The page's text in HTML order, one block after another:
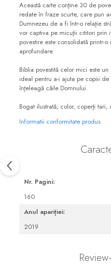
Finanțe
Romane, Nuvele și
Biografii
Poezii
Această carte conţine 30 de
redate în fraze scurte, care pun
Dumnezeu de a fi într-o relaţie
vor captiva pe micuţii cititori prin
povestire este consolidată printr-
aprofundare.
Biblia povestită celor mici este
ideal pentru a-i ajuta pe copiii de
înţeleagă căile Domnului.
Bogat ilustrată, color, coperţi tari,
Informatii conformitate produs
Nr. Pagini:
160
Anul apariției:
2019